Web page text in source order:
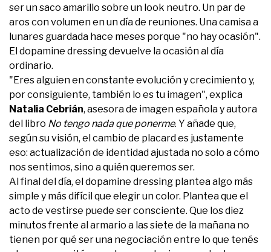
ser un saco amarillo sobre un look neutro. Un par de
aros con volumen en un día de reuniones. Una camisa a
lunares guardada hace meses porque "no hay ocasión".
El dopamine dressing devuelve la ocasión al día
ordinario.
"Eres alguien en constante evolución y crecimiento y,
por consiguiente, también lo es tu imagen", explica
Natalia Cebrián, asesora de imagen española y autora
del libro No tengo nada que ponerme. Y añade que,
según su visión, el cambio de placard es justamente
eso: actualización de identidad ajustada no solo a cómo
nos sentimos, sino a quién queremos ser.
Al final del día, el dopamine dressing plantea algo más
simple y más difícil que elegir un color. Plantea que el
acto de vestirse puede ser consciente. Que los diez
minutos frente al armario a las siete de la mañana no
tienen por qué ser una negociación entre lo que tenés